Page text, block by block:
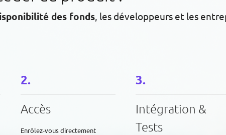
des fonds, les développeurs et les
Accès
Enrôlez-vous directement
Intégration &
Tests